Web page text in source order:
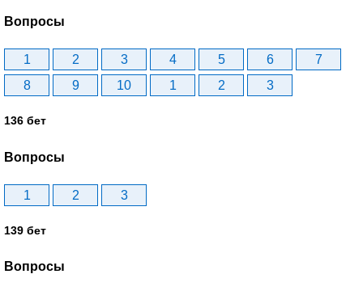
Вопросы
1 2 3 4 5 6
7
8
9 10 1 2 3
136 бет
Вопросы
1 2 3
139 бет
Вопросы